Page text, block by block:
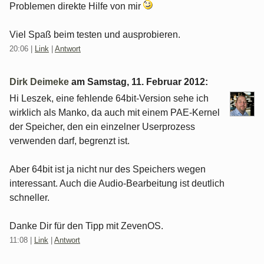
Problemen direkte Hilfe von mir
Viel Spaß beim testen und ausprobieren.
20:06 Link Antwort
Dirk Deimeke am Samstag, 11. Februar 2012:
Hi Leszek, eine fehlende 64bit-Version sehe ich
wirklich als Manko, da auch mit einem PAE-Kernel
der Speicher, den ein einzelner Userprozess
verwenden darf, begrenzt ist.
Aber 64bit ist ja nicht nur des Speichers wegen
interessant. Auch die Audio-Bearbeitung ist deutlich
schneller.
Danke Dir für den Tipp mit ZevenOS.
11:08 Link Antwort